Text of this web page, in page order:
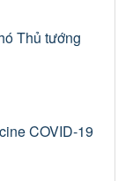
Thủ tướng
COVID-19